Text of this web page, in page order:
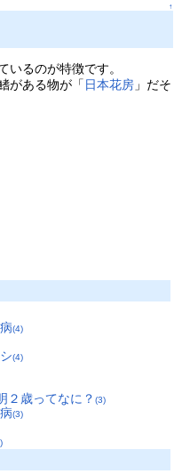
↑
いるのが特徴です。
がある物が「 日本花房 」だそ
(4)
(4)
２歳ってなに？ (3)
(3)